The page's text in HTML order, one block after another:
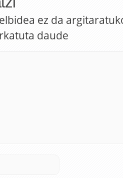
ez da
daude